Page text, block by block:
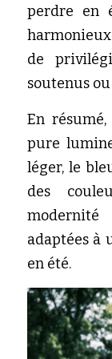
perdre en
de
soutenus
En
pure
léger, le
des
adaptées à
en été.